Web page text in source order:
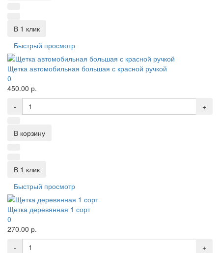
В 1 клик
Быстрый просмотр
Щетка автомобильная большая с красной ручкой
0
450.00 р.
-
+
В корзину
В 1 клик
Быстрый просмотр
Щетка деревянная 1 сорт
0
270.00 р.
-
+